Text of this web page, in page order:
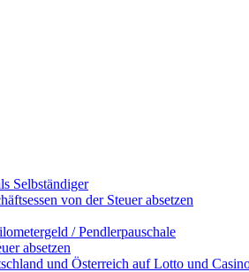
Selbständiger
von der Steuer absetzen
/ Pendlerpauschale
absetzen
und Österreich auf Lotto und